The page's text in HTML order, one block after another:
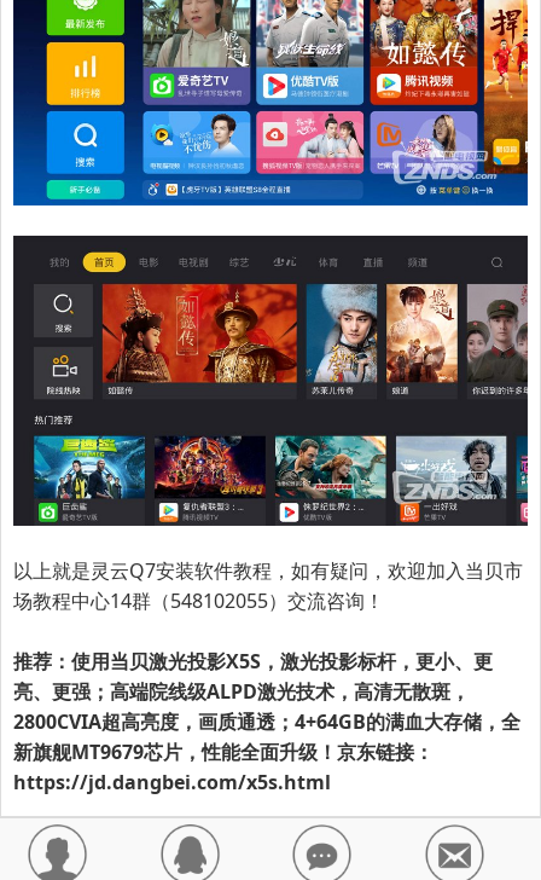
以上就是灵云Q7安装软件教程，如有疑问，欢迎加入当贝市
场教程中心14群（548102055）交流咨询！
推荐：使用当贝激光投影X5S，激光投影标杆，更小、更
亮、更强；高端院线级ALPD激光技术，高清无散斑，
2800CVIA超高亮度，画质通透；4+64GB的满血大存储，全
新旗舰MT9679芯片，性能全面升级！京东链接：
https://jd.dangbei.com/x5s.html